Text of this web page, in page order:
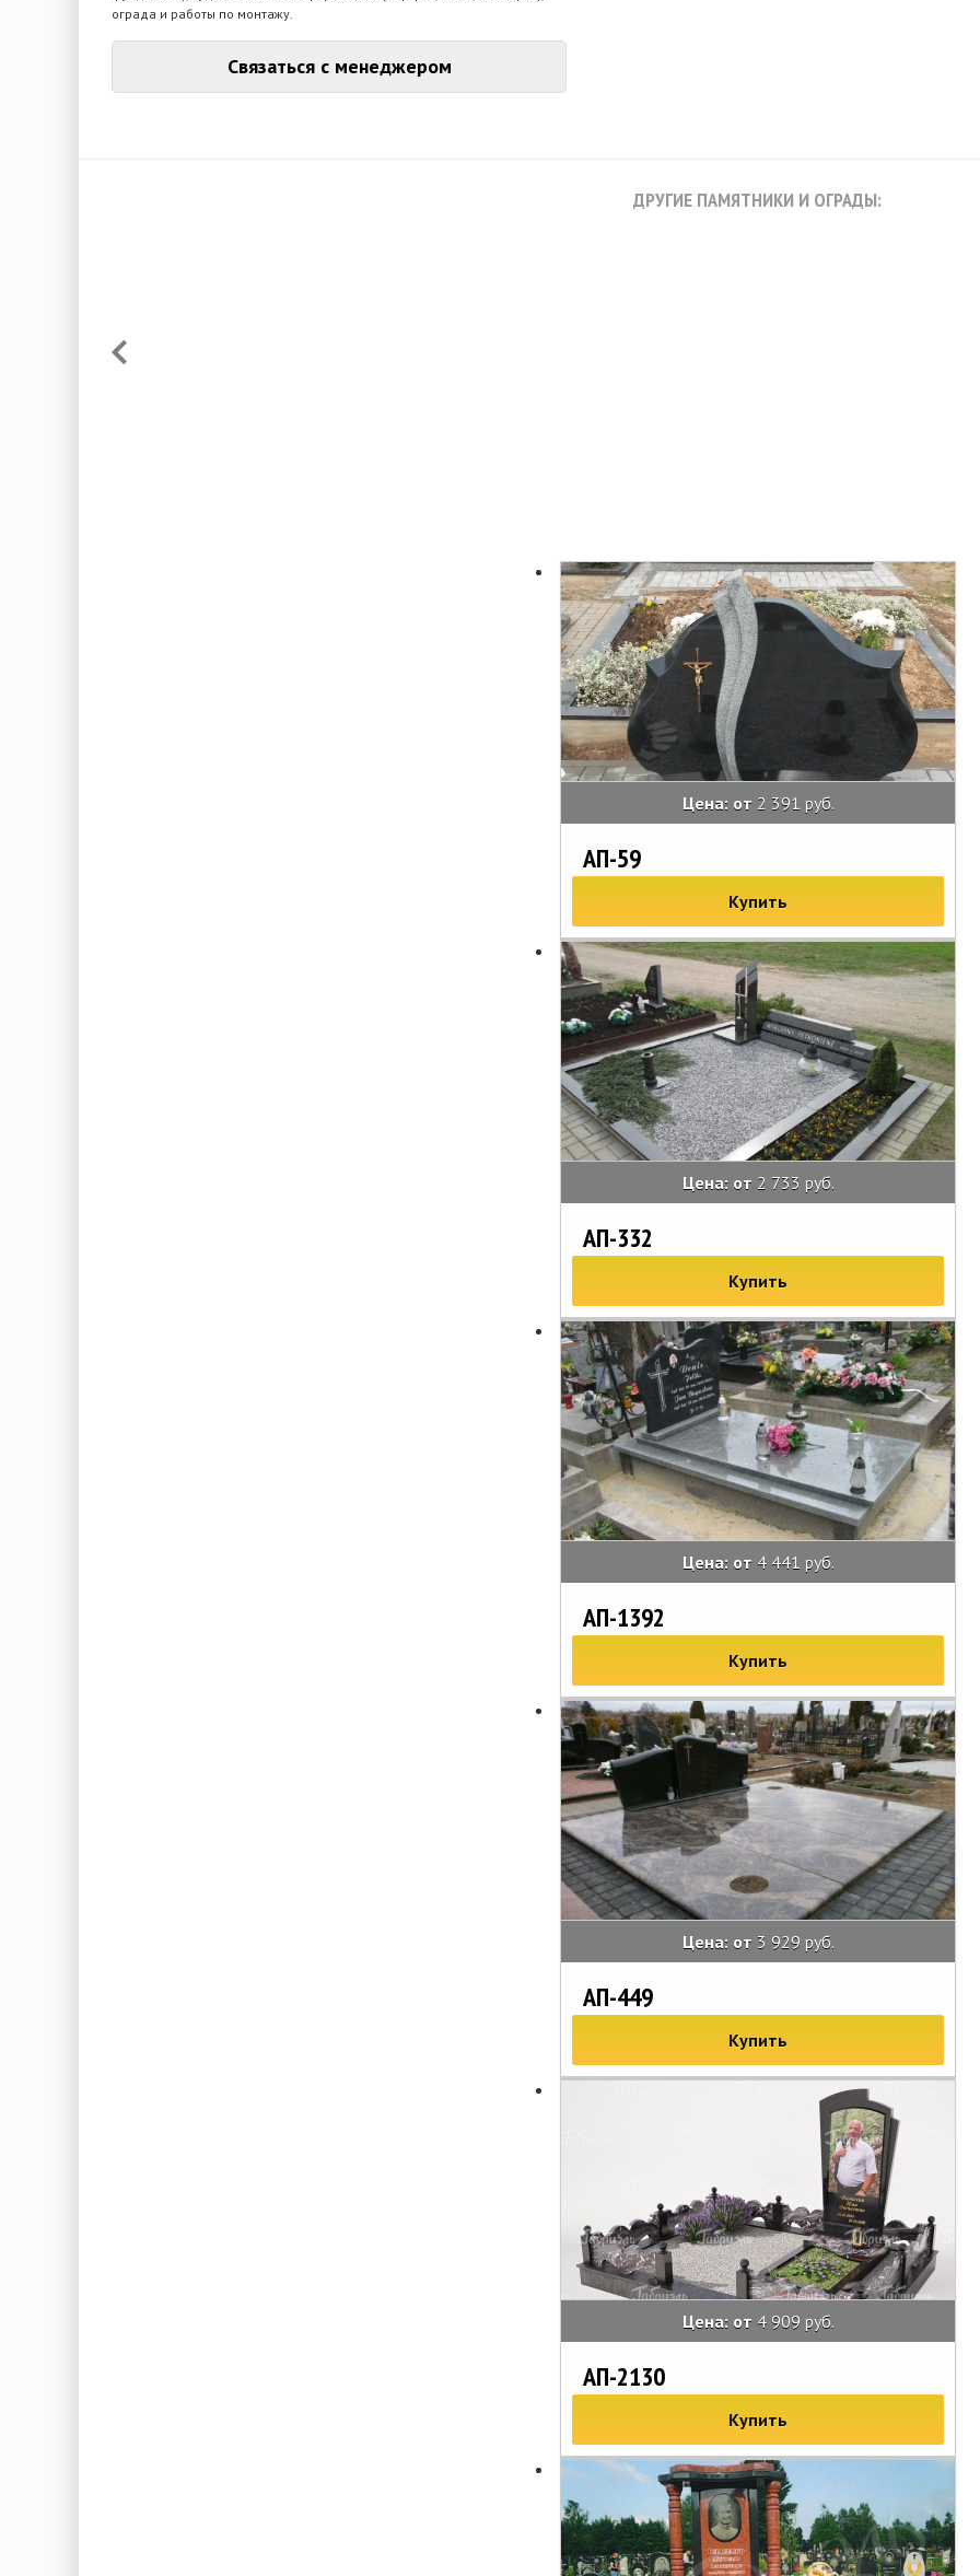
ограда и работы по монтажу.
Связаться с менеджером
ДРУГИЕ ПАМЯТНИКИ И ОГРАДЫ:
Цена: от 2 391 руб.
АП-59
Купить
Цена: от 2 733 руб.
АП-332
Купить
Цена: от 4 441 руб.
АП-1392
Купить
Цена: от 3 929 руб.
АП-449
Купить
Цена: от 4 909 руб.
АП-2130
Купить